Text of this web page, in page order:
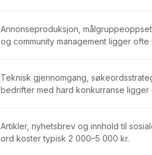
Annonseproduksjon,
og community management ligger
Teknisk gjennomgang,
bedrifter med hard konkurranse ligger
Artikler, nyhetsbrev og innhold til
ord koster typisk 2 000–5 000 kr.